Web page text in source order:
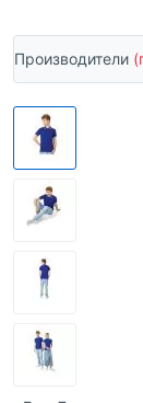
Производители